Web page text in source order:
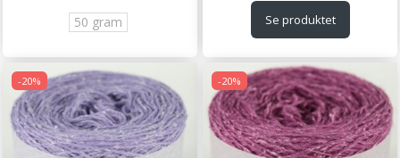
50 gram Se produktet
-20% -20%